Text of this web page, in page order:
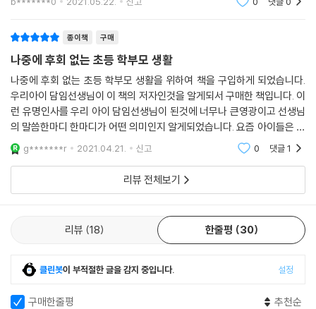
- 슬기로운 3~4학년 여름방학 보내기
- 슬기로운 5~6학년 여름방학 보내기
- 슬기로운 5~6학년 겨울방학 보내기
참고문헌
종이책 구매
나중에 후회 없는 초등 학부모 생활
나중에 후회 없는 초등 학부모 생활을 위하여 책을 구입하게 되었습니다.
우리아이 담임선생님이 이 책의 저자인것을 알게되서 구매한 책입니다. 이
런 유명인사를 우리 아이 담임선생님이 된것에 너무나 큰영광이고 선생님
의 말씀한마디 한마디가 어떤 의미인지 알게되었습니다. 요즘 아이들은 우
리때와 당연히 틀립니다. 더 조심스럽고 더 예민합니다. 그러기에 더 사랑
을 주어야
g*******r 2021.04.21. 신고 0 댓글1
리뷰 전체보기
리뷰 18 한줄평 30
클린봇이 부적절한 글을 감지 중입니다. 설정
구매한줄평 추천순